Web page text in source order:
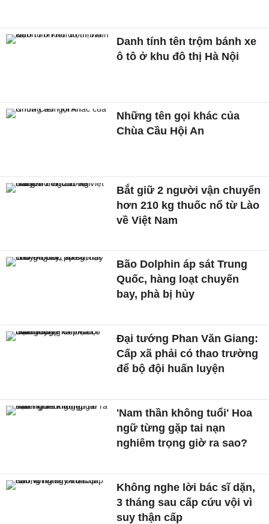
Danh tính tên trộm bánh xe
ô tô ở khu đô thị Hà Nội
Những tên gọi khác của
Chùa Cầu Hội An
Bắt giữ 2 người vận chuyển
hơn 210 kg thuốc nổ từ Lào
về Việt Nam
Bão Dolphin áp sát Trung
Quốc, hàng loạt chuyến
bay, phà bị hủy
Đại tướng Phan Văn Giang:
Cấp xã phải có thao trường
để bộ đội huấn luyện
'Nam thần không tuổi' Hoa
ngữ từng gặp tai nạn
nghiêm trọng giờ ra sao?
Không nghe lời bác sĩ dặn,
3 tháng sau cấp cứu vội vì
suy thận cấp